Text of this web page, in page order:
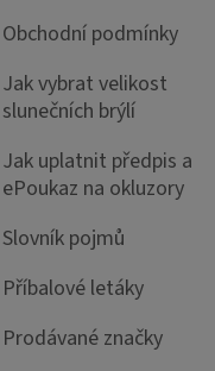
Obchodní podmínky
Jak vybrat velikost
slunečních brýlí
Jak uplatnit předpis a
ePoukaz na okluzory
Slovník pojmů
Příbalové letáky
Prodávané značky